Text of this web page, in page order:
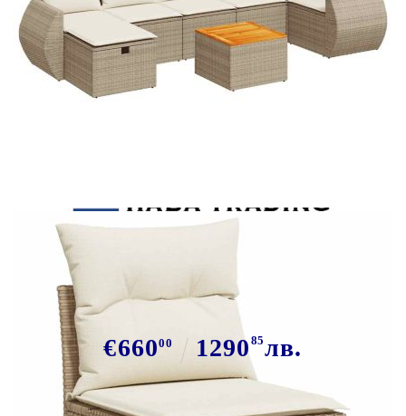
Градински диван с възглавници, 8
части, бежов полиратан
€66000 1290 85лв.